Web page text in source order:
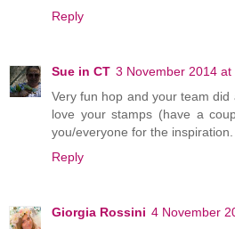
Reply
Sue in CT 3 November 2014 at
Very fun hop and your team
love your stamps (have a
you/everyone for the inspiration.
Reply
Giorgia Rossini 4 November